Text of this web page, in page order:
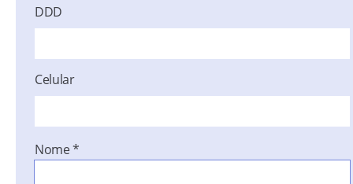
DDD
Celular
Nome*